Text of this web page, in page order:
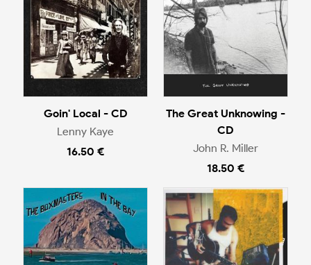
Goin' Local - CD
Lenny Kaye
16.50 €
The Great Unknowing -
CD
John R. Miller
18.50 €